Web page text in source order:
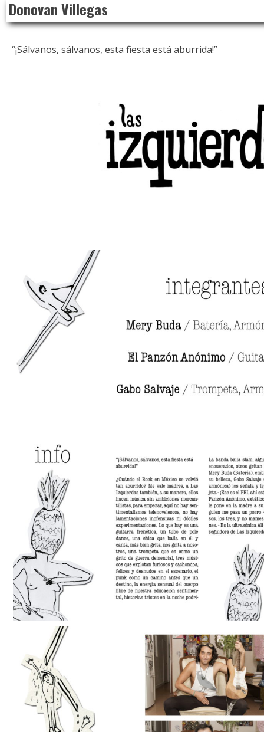
content
Donovan Villegas
“¡Sálvanos, sálvanos, esta fiesta está aburrida!”